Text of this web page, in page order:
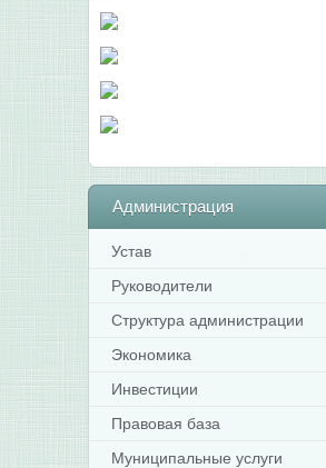
Администрация
Устав
Руководители
Структура администрации
Экономика
Инвестиции
Правовая база
Муниципальные услуги